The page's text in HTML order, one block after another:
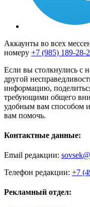
Аккаунты во всех
номеру +7 (985) 189-28-
Если вы столкнулись с
другой
информацию,
требующими общего
удобным вам способом
вам помочь.
Контактные данные:
Email редакции:
Телефон редакции: +7
Рекламный отдел: